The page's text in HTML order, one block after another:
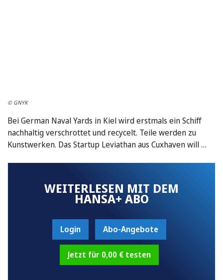
© GNYK
Bei German Naval Yards in Kiel wird erstmals ein Schiff
nachhaltig verschrottet und recycelt. Teile werden zu
Kunstwerken. Das Startup Leviathan aus Cuxhaven will …
WEITERLESEN MIT DEM
HANSA+ ABO
Login Abo-Angebote
Jetzt für 0,00 € testen